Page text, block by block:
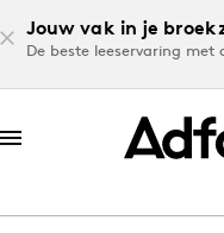
Jouw vak in je
De beste leeservaring met